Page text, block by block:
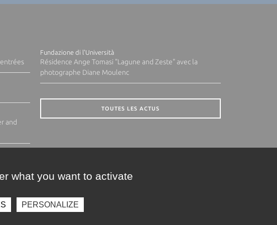
and
Fundazione di l'Università
Résidence Ange Tomasi "Lagune and Zeste" avec la
photographe Diane Moulenc
TOUTES LES ACTUS
what you want to activate
PERSONALIZE